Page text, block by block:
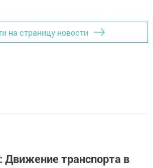
на страницу новости
Движение транспорта в